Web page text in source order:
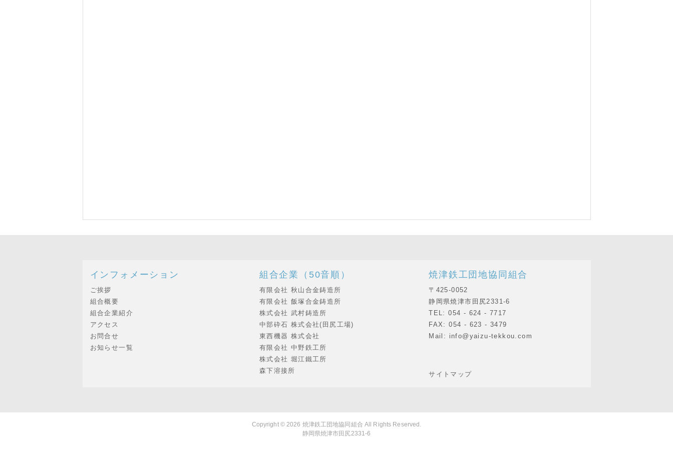
インフォメーション
ご挨拶
組合概要
組合企業紹介
アクセス
お問合せ
お知らせ一覧
組合企業（50音順）
有限会社 秋山合金鋳造所
有限会社 飯塚合金鋳造所
株式会社 武村鋳造所
中部砕石 株式会社(田尻工場)
東西機器 株式会社
有限会社 中野鉄工所
株式会社 堀江鐵工所
森下溶接所
焼津鉄工団地協同組合
〒425-0052
静岡県焼津市田尻2331-6
TEL: 054 - 624 - 7717
FAX: 054 - 623 - 3479
Mail: info@yaizu-tekkou.com
サイトマップ
Copyright © 2026 焼津鉄工団地協同組合 All Rights Reserved.
静岡県焼津市田尻2331-6